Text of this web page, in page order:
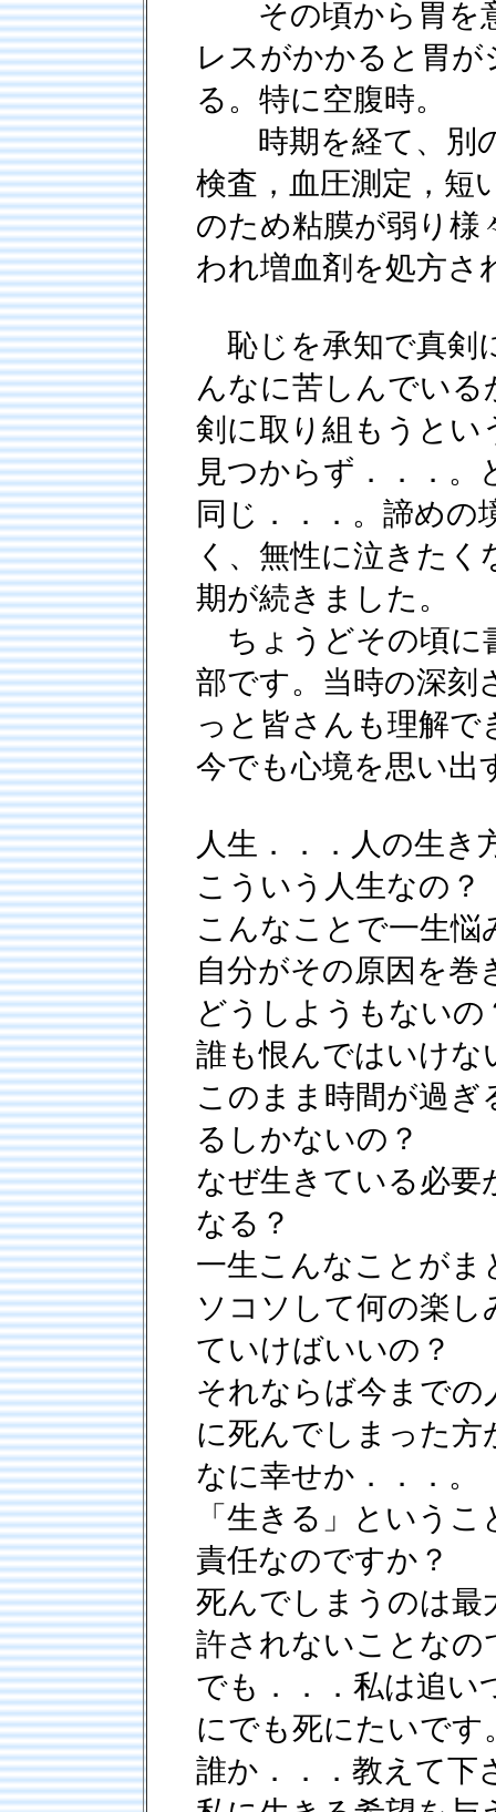
その頃から胃を
レスがかかると胃
る。特に空腹時。
時期を経て、別の
検査，血圧測定，短
のため粘膜が弱り
われ増血剤を処方さ
恥じを承知で真剣
んなに苦しんでい
剣に取り組もうとい
見つからず．．．
同じ．．．。諦めの
く、無性に泣きた
期が続きました。
ちょうどその頃に
部です。当時の深刻
っと皆さんも理解で
今でも心境を思い出
人生．．．人の生き
こういう人生なの？
こんなことで一生悩
自分がその原因を巻
どうしようもないの
誰も恨んではいけな
このまま時間が過
るしかないの？
なぜ生きている必要
なる？
一生こんなことが
ソコソして何の楽
ていけばいいの？
それならば今までの
に死んでしまった方
なに幸せか．．．。
「生きる」という
責任なのですか？
死んでしまうのは最
許されないことなの
でも．．．私は追い
にでも死にたいです
誰か．．．教えて下